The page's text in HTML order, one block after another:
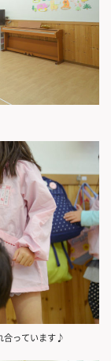
合っています♪